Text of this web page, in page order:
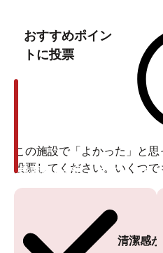
おすすめポイン
トに投票
この施設で「よかった」と
投票してください。いくつで
清潔感
投票ありがとうございます